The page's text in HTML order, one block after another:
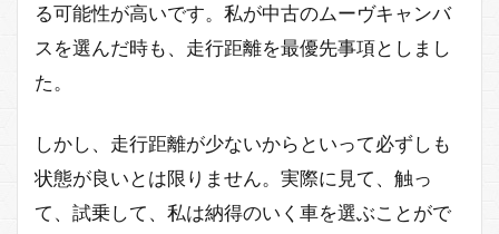
る可能性が高いです。私が中古のムーヴキャンバ
スを選んだ時も、走行距離を最優先事項としまし
た。
しかし、走行距離が少ないからといって必ずしも
状態が良いとは限りません。実際に見て、触っ
て、試乗して、私は納得のいく車を選ぶことがで